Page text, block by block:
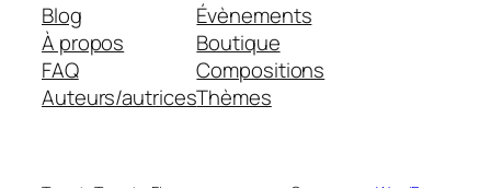
Blog
À propos
FAQ
Auteurs/autrices
Évènements
Boutique
Compositions
Thèmes